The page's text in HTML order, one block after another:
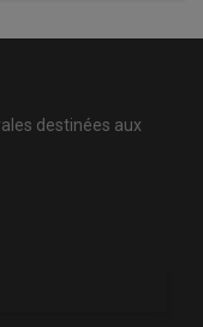
destinées aux